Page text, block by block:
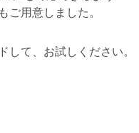
ご用意しました。
して、お試しください。